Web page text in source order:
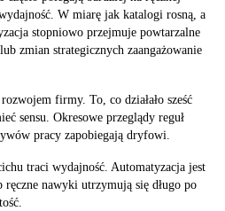
W miarę jak katalogi rosną, a
stopniowo przejmuje powtarzalne
zmian strategicznych zaangażowanie
firmy. To, co działało sześć
sensu. Okresowe przeglądy reguł
pracy zapobiegają dryfowi.
traci wydajność. Automatyzacja jest
nawyki utrzymują się długo po